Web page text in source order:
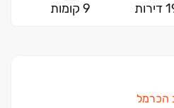
9 קומות